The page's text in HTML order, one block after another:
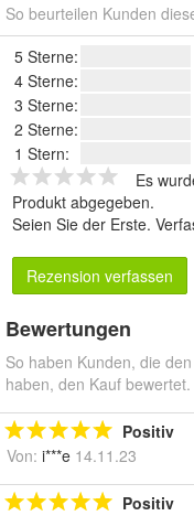
So beurteilen Kunden
5 Sterne:
4 Sterne:
3 Sterne:
2 Sterne:
1 Stern:
Es
Produkt abgegeben.
Seien Sie der Erste.
Rezension verfassen
Bewertungen
So haben Kunden, die
haben, den Kauf bewertet.
Positiv
Von: i***e 14.11.23
Positiv